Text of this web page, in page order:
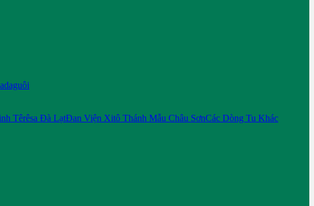
Têrêsa Đà LạtĐan Viện Xitô Thánh Mẫu Châu SơnCác Dòng Tu Khác